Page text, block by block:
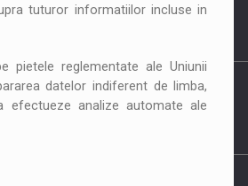
tuturor informatiilor incluse in
pietele reglementate ale Uniunii
datelor indiferent de limba,
analize automate ale